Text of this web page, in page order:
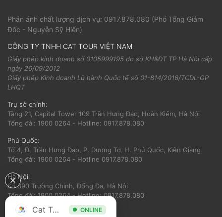
Phản ánh chất lượng dịch vụ: 0917.878.080 (Phó Tổng Giám
Đốc - Nguyễn Sỹ Hiển)
CÔNG TY TNHH CAT TOUR VIỆT NAM
Giấy phép kinh doanh số 0105999195 do sở KH&ĐT TP Hà Nội cấp
ngày 26/09/2012
Giấy phép Kinh doanh Lữ hành Quốc tế số 01-814/2016/TCDL-GP
LHQT
Trụ sở chính:
Tầng 21, Capital Tower 109 Trần Hưng Đạo, Hoàn Kiếm, Hà Nội
Tổng đài: 1900 0264 - Hotline: 0917.878.080
Phú Quốc:
Tổ 4, Đ. Trần Hưng Đạo, P. Dương Tơ, H. Phú Quốc, Kiên Giang
Tổng đài: 1900 0264 - Hotline 0917.878.080
Hà Nội:
Số 390 Trường Chinh, Đống Đa, Hà Nội
Tổng đài: 1900 0264 - Hotline: 0917.878.080
Hải Phòng: Cat Tour ONLINE